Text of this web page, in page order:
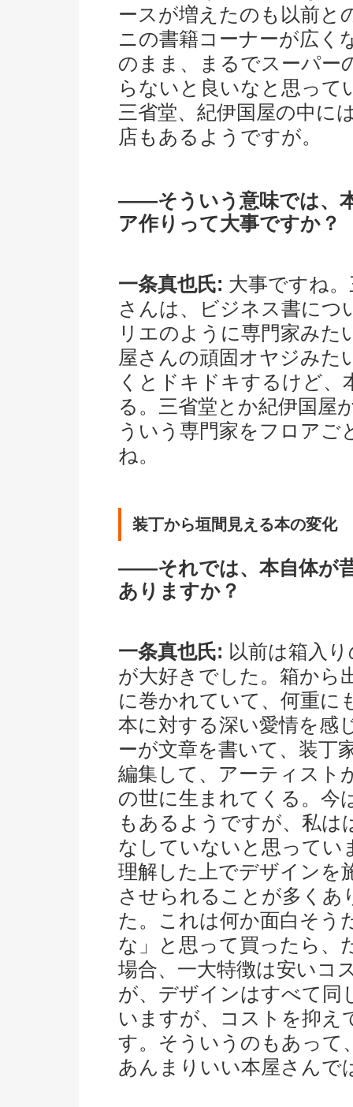
ースが増えたのも以前と
ニの書籍コーナーが広く
のまま、まるでスーパー
らないと良いなと思って
三省堂、紀伊国屋の中に
店もあるようですが。
――そういう意味では、
ア作りって大事ですか？
一条真也氏: 大事ですね
さんは、ビジネス書につ
リエのように専門家みた
屋さんの頑固オヤジみた
くとドキドキするけど
る。三省堂とか紀伊国屋
ういう専門家をフロア
ね。
装丁から垣間見える本の変化
――それでは、本自体が
ありますか？
一条真也氏: 以前は箱入
が大好きでした。箱から
に巻かれていて、何重
本に対する深い愛情を感
ーが文章を書いて、装丁
編集して、アーティスト
の世に生まれてくる。今
もあるようですが、私は
なしていないと思ってい
理解した上でデザインを
させられることが多くあ
た。これは何か面白そう
な」と思って買ったら、
場合、一大特徴は安いコ
が、デザインはすべて同
いますが、コストを抑え
す。そういうのもあって
あんまりいい本屋さんで